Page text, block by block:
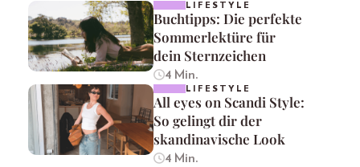
LIFESTYLE
Buchtipps: Die perfekte
Sommerlektüre für
dein Sternzeichen
4 Min.
LIFESTYLE
All eyes on Scandi Style:
So gelingt dir der
skandinavische Look
4 Min.